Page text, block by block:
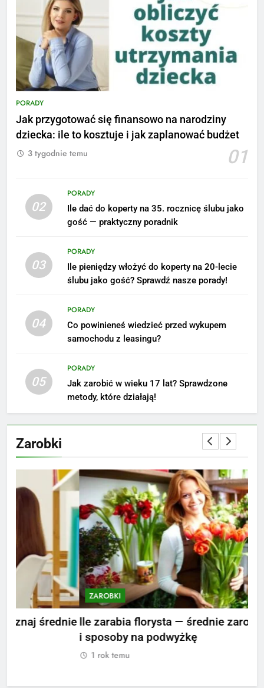
PORADY
Jak przygotować się finansowo na narodziny
dziecka: ile to kosztuje i jak zaplanować budżet
01
3 tygodnie temu
02
PORADY
Ile dać do koperty na 35. rocznicę ślubu jako
gość — praktyczny poradnik
03
PORADY
Ile pieniędzy włożyć do koperty na 20-lecie
ślubu jako gość? Sprawdź nasze porady!
04
PORADY
Co powinieneś wiedzieć przed wykupem
samochodu z leasingu?
05
PORADY
Jak zarobić w wieku 17 lat? Sprawdzone
metody, które działają!
Zarobki
ZAROBKI
Ile zarabia florysta — średnie zarobki, dodatki
i sposoby na podwyżkę
stanowisku
ZAROBKI
Akcje charytatywne w szkole:
pomysły i przykłady, które
7
na narodziny dziecka: ile to
kosztuje i jak zaplanować
budżet
PORADY
Netflix tagger — czym jest,
opinie i zarobki
PRACA
1
aktualne stawki męskiego
striptizera
ZAROBKI